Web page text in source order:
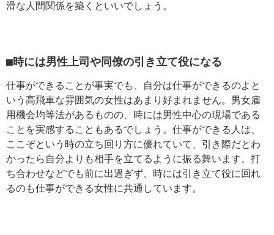
滑な人間関係を築くといいでしょう。
■時には男性上司や同僚の引き立て役になる
仕事ができることが事実でも、自分は仕事ができるのよと
いう高飛車な雰囲気の女性はあまり好まれません。男女雇
用機会均等法があるものの、時には男性中心の現場である
ことを実感することもあるでしょう。仕事ができる人は、
ここぞという時の立ち回り方に優れていて、引き際だとわ
かったら自分よりも相手を立てるように振る舞います。打
ち合わせなどでも前に出過ぎず、時には引き立て役に回れ
るのも仕事ができる女性に共通しています。